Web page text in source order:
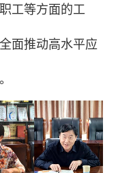
工等方面的工
面推动高水平应